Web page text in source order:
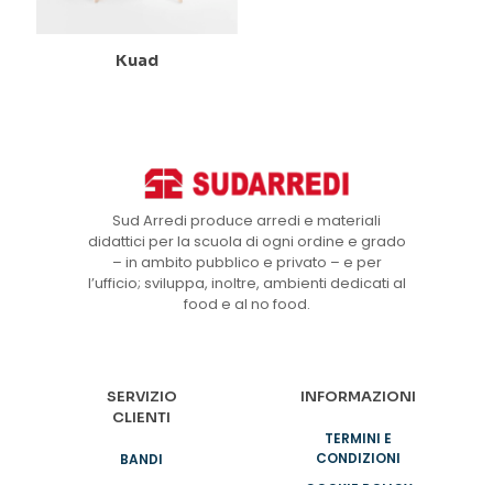
Kuad
Sud Arredi produce arredi e materiali
didattici per la scuola di ogni ordine e grado
– in ambito pubblico e privato – e per
l’ufficio; sviluppa, inoltre, ambienti dedicati al
food e al no food.
SERVIZIO
CLIENTI
BANDI
INFORMAZIONI
TERMINI E
CONDIZIONI